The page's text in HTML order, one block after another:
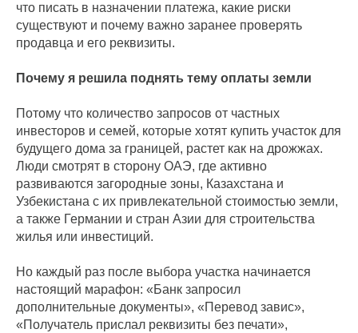
что писать в назначении платежа, какие риски
существуют и почему важно заранее проверять
продавца и его реквизиты.
Почему я решила поднять тему оплаты земли
Потому что количество запросов от частных
инвесторов и семей, которые хотят купить участок для
будущего дома за границей, растет как на дрожжах.
Люди смотрят в сторону ОАЭ, где активно
развиваются загородные зоны, Казахстана и
Узбекистана с их привлекательной стоимостью земли,
а также Германии и стран Азии для строительства
жилья или инвестиций.
Но каждый раз после выбора участка начинается
настоящий марафон: «Банк запросил
дополнительные документы», «Перевод завис»,
«Получатель прислал реквизиты без печати»,